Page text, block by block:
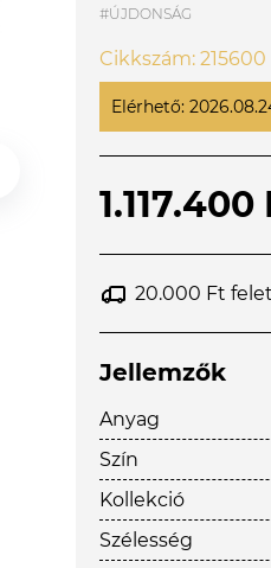
#ÚJDONSÁG
Cikkszám: 215600
Elérhető:
1.117.400
20.000 Ft
Jellemzők
Anyag
Szín
Kollekció
Szélesség